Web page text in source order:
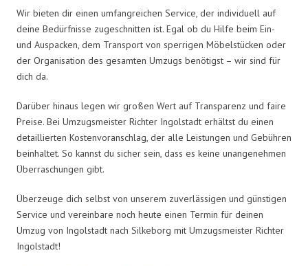
Wir bieten dir einen umfangreichen Service, der individuell auf
deine Bedürfnisse zugeschnitten ist. Egal ob du Hilfe beim Ein-
und Auspacken, dem Transport von sperrigen Möbelstücken oder
der Organisation des gesamten Umzugs benötigst – wir sind für
dich da.
Darüber hinaus legen wir großen Wert auf Transparenz und faire
Preise. Bei Umzugsmeister Richter Ingolstadt erhältst du einen
detaillierten Kostenvoranschlag, der alle Leistungen und Gebühren
beinhaltet. So kannst du sicher sein, dass es keine unangenehmen
Überraschungen gibt.
Überzeuge dich selbst von unserem zuverlässigen und günstigen
Service und vereinbare noch heute einen Termin für deinen
Umzug von Ingolstadt nach Silkeborg mit Umzugsmeister Richter
Ingolstadt!